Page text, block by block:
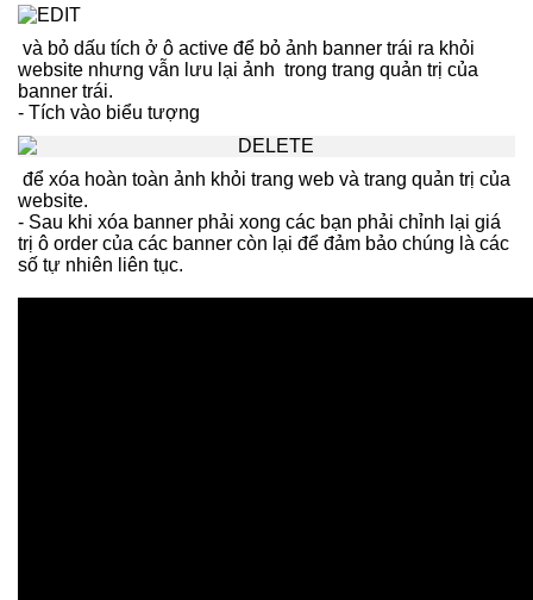
và bỏ dấu tích ở ô active để bỏ ảnh banner trái ra khỏi
website nhưng vẫn lưu lại ảnh trong trang quản trị của
banner trái.
- Tích vào biểu tượng
để xóa hoàn toàn ảnh khỏi trang web và trang quản trị của
website.
- Sau khi xóa banner phải xong các bạn phải chỉnh lại giá
trị ô order của các banner còn lại để đảm bảo chúng là các
số tự nhiên liên tục.